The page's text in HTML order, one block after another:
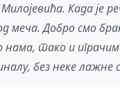
Када је
Добро смо
тако и
без неке лажне